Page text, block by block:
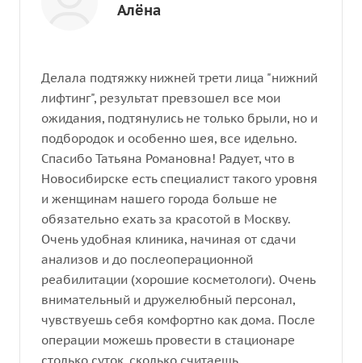
Алёна
Делала подтяжку нижней трети лица "нижний
лифтинг", результат превзошел все мои
ожидания, подтянулись не только брыли, но и
подбородок и особенно шея, все идельно.
Спасибо Татьяна Романовна! Радует, что в
Новосибирске есть специалист такого уровня
и женщинам нашего города больше не
обязательно ехать за красотой в Москву.
Очень удобная клиника, начиная от сдачи
анализов и до послеоперационной
реабилитации (хорошие косметологи). Очень
внимательный и дружелюбный персонал,
чувствуешь себя комфортно как дома. После
операции можешь провести в стационаре